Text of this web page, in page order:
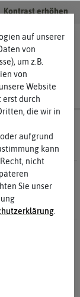
Kontrast erhöhen
0 0
auf unserer
von
um z.B.
von
Website
durch
die wir in
aufgrund
kann
nicht
Sie unser